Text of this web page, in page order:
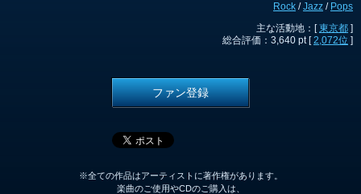
Rock /Jazz / Pops
主な活動地：[東京都 ]
総合評価：3,640 pt [2,072位 ]
ファン登録
※全ての作品はアーティストに著作権があります。
楽曲のご使用やCDのご購入は、